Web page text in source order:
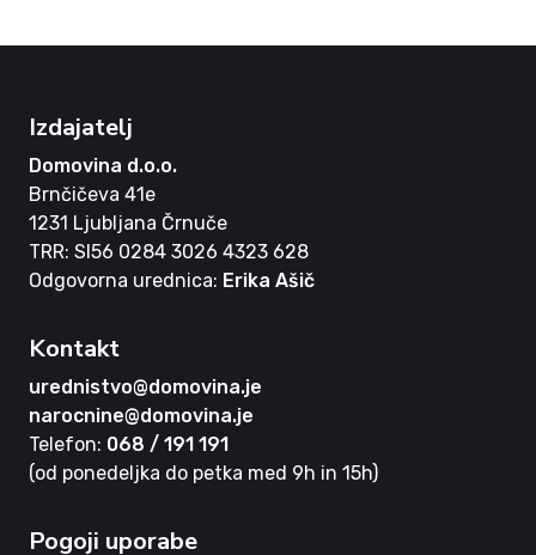
Izdajatelj
Domovina d.o.o.
Brnčičeva 41e
1231 Ljubljana Črnuče
TRR: SI56 0284 3026 4323 628
Odgovorna urednica: Erika Ašič
Kontakt
urednistvo@domovina.je
narocnine@domovina.je
Telefon: 068 / 191 191
(od ponedeljka do petka med 9h in 15h)
Pogoji uporabe